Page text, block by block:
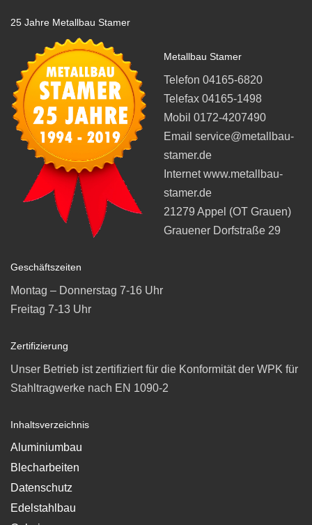
25 Jahre Metallbau Stamer
Metallbau Stamer
Telefon 04165-6820
Telefax 04165-1498
Mobil 0172-4207490
Email service@metallbau-
stamer.de
Internet www.metallbau-
stamer.de
21279 Appel (OT Grauen)
Grauener Dorfstraße 29
Geschäftszeiten
Montag – Donnerstag 7-16 Uhr
Freitag 7-13 Uhr
Zertifizierung
Unser Betrieb ist zertifiziert für die Konformität der WPK für
Stahltragwerke nach EN 1090-2
Inhaltsverzeichnis
Aluminiumbau
Blecharbeiten
Datenschutz
Edelstahlbau